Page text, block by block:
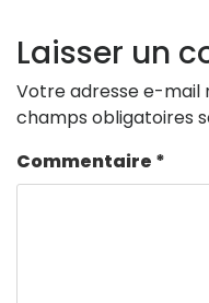
Laisser un
Votre adresse e-mail
champs obligatoires
Commentaire *